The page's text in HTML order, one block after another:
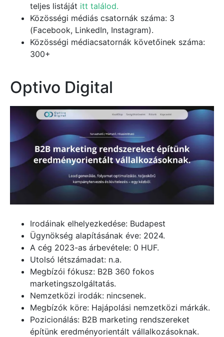
teljes listáját itt találod.
Közösségi médiás csatornák száma: 3
(Facebook, LinkedIn, Instagram).
Közösségi médiacsatornák követőinek száma:
300+
Optivo Digital
Irodáinak elhelyezkedése: Budapest
Ügynökség alapításának éve: 2024.
A cég 2023-as árbevétele: 0 HUF.
Utolsó létszámadat: n.a.
Megbízói fókusz: B2B 360 fokos
marketingszolgáltatás.
Nemzetközi irodák: nincsenek.
Megbízók köre: Hajápolási nemzetközi márkák.
Pozicionálás: B2B marketing rendszereket
építünk eredményorientált vállalkozásoknak.